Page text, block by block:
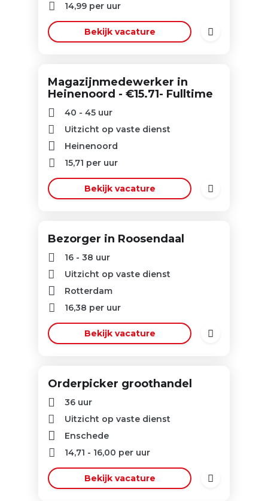
14,99 per uur
Bekijk vacature
Magazijnmedewerker in
Heinenoord - €15.71- Fulltime
40 - 45 uur
Uitzicht op vaste dienst
Heinenoord
15,71 per uur
Bekijk vacature
Bezorger in Roosendaal
16 - 38 uur
Uitzicht op vaste dienst
Rotterdam
16,38 per uur
Bekijk vacature
Orderpicker groothandel
36 uur
Uitzicht op vaste dienst
Enschede
14,71 - 16,00 per uur
Bekijk vacature